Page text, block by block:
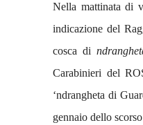
Nella mattinata di
indicazione del
cosca di
Carabinieri del
‘ndrangheta di
gennaio dello